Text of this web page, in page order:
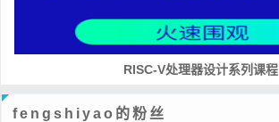
RISC-V处理器设计系列课程
fengshiyao的粉丝